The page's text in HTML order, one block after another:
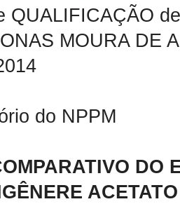
QUALIFICAÇÃO
MOURA DE
do NPPM
DO